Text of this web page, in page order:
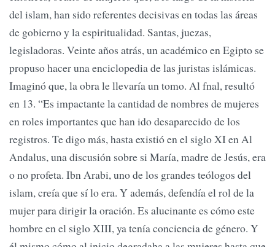
del islam, han sido referentes decisivas en todas las áreas
de gobierno y la espiritualidad. Santas, juezas,
legisladoras. Veinte años atrás, un académico en Egipto se
propuso hacer una enciclopedia de las juristas islámicas.
Imaginó que, la obra le llevaría un tomo. Al fnal, resultó
en 13. “Es impactante la cantidad de nombres de mujeres
en roles importantes que han ido desaparecido de los
registros. Te digo más, hasta existió en el siglo XI en Al
Andalus, una discusión sobre si María, madre de Jesús, era
o no profeta. Ibn Arabi, uno de los grandes teólogos del
islam, creía que sí lo era. Y además, defendía el rol de la
mujer para dirigir la oración. Es alucinante es cómo este
hombre en el siglo XIII, ya tenía conciencia de género. Y